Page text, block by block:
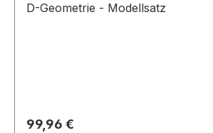
D-Geometrie - Modellsatz
Regulärer Preis:
99,96 €